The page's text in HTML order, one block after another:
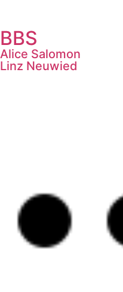
BBS
Alice Salomon
Linz Neuwied